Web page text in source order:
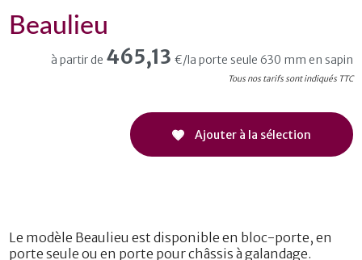
Beaulieu
à partir de 465,13 €/la porte seule 630 mm en sapin
Tous nos tarifs sont indiqués TTC
Ajouter à la sélection
Le modèle Beaulieu est disponible en bloc-porte, en
porte seule ou en porte pour châssis à galandage.